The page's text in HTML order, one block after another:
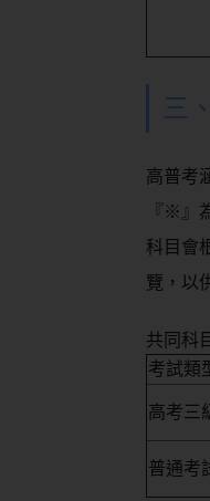
三
高普考
『※』
科目會
覽，以
共同科
考試類
高考三
普通考